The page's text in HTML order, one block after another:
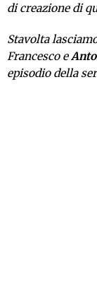
di creazione di
Stavolta
Francesco e
episodio della